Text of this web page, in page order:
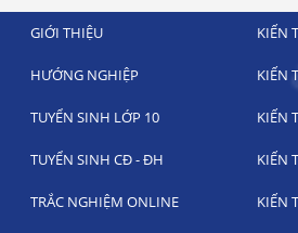
GIỚI THIỆU KIẾN
HƯỚNG NGHIỆP KIẾN
TUYỂN SINH LỚP 10 KIẾN
TUYỂN SINH CĐ - ĐH KIẾN
TRẮC NGHIỆM ONLINE KIẾN